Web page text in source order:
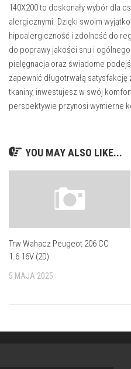
140X200 to doskonały wybór dla
alergicznymi. Dzięki swoim
hipoalergiczność i zdolność do
do poprawy jakości snu i
pielęgnacja oraz świadome
zapewnić długotrwałą
tkaniny, inwestujesz w swój
perspektywie przynosi wymierne
YOU MAY ALSO LIKE...
Trw Wahacz Peugeot 206 CC
1.6 16V (2D)
5 MAJA 2025